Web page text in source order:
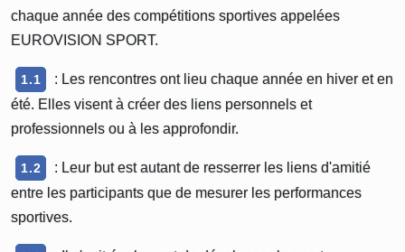
chaque année des compétitions sportives appelées
EUROVISION SPORT.
1.1
: Les rencontres ont lieu chaque année en hiver et en
été. Elles visent à créer des liens personnels et
professionnels ou à les approfondir.
1.2
: Leur but est autant de resserrer les liens d'amitié
entre les participants que de mesurer les performances
sportives.